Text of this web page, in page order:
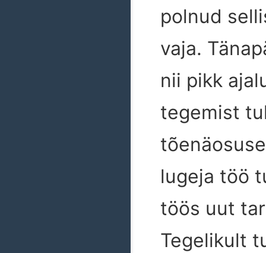
polnud
vaja.
nii pikk
tegemist
lugeja töö
töös uut
Tegelikult